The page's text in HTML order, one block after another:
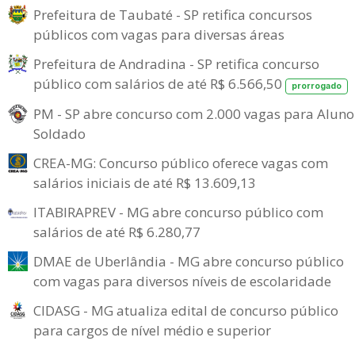
Prefeitura de Taubaté - SP retifica concursos
públicos com vagas para diversas áreas
Prefeitura de Andradina - SP retifica concurso
público com salários de até R$ 6.566,50
prorrogado
PM - SP abre concurso com 2.000 vagas para
Soldado
CREA-MG: Concurso público oferece vagas com
salários iniciais de até R$ 13.609,13
ITABIRAPREV - MG abre concurso público com
salários de até R$ 6.280,77
DMAE de Uberlândia - MG abre concurso público
com vagas para diversos níveis de escolaridade
CIDASG - MG atualiza edital de concurso público
para cargos de nível médio e superior